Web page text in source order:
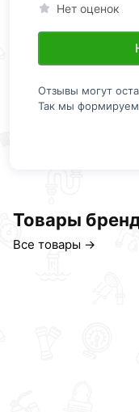
Нет оценок
Отзывы могут
Так мы
Товары
Все товары →